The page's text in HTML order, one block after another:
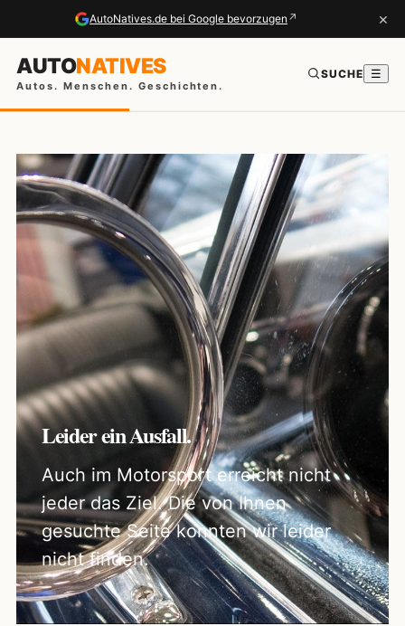
AutoNatives.de bei Google bevorzugen ↗ ×
AUTONATIVES
Autos. Menschen. Geschichten.
SUCHE ☰
Leider ein Ausfall.
Auch im Motorsport erreicht nicht
jeder das Ziel. Die von Ihnen
gesuchte Seite konnten wir leider
nicht finden.